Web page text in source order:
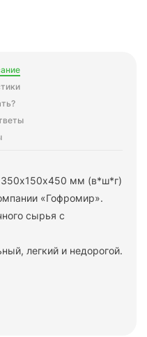
350х150х450 мм (в*ш*г)
«Гофромир».
сырья с
легкий и недорогой.